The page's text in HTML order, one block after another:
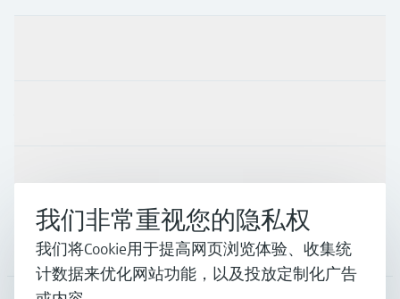
公司
我们非常重视您的隐私权
我们将Cookie用于提高网页浏览体验、收集统
计数据来优化网站功能，以及投放定制化广告